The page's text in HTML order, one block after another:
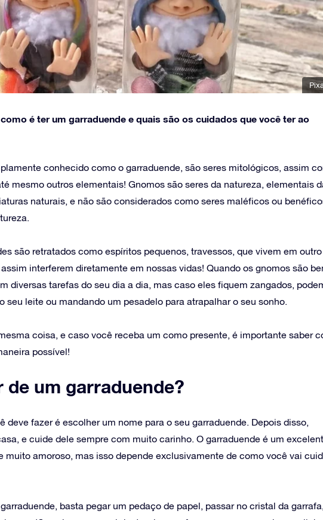
é ter um garraduende e quais são os cuidados que você ter ao
conhecido como o garraduende, são seres mitológicos, assim
mesmo outros elementais! Gnomos são seres da natureza, elementais
naturais, e não são considerados como seres maléficos ou
são retratados como espíritos pequenos, travessos, que vivem em outro
interferem diretamente em nossas vidas! Quando os gnomos são
diversas tarefas do seu dia a dia, mas caso eles fiquem zangados,
seu leite ou mandando um pesadelo para atrapalhar o seu sonho.
coisa, e caso você receba um como presente, é importante saber
possível!
de um garraduende?
deve fazer é escolher um nome para o seu garraduende. Depois disso,
e cuide dele sempre com muito carinho. O garraduende é um
muito amoroso, mas isso depende exclusivamente de como você vai
basta pegar um pedaço de papel, passar no cristal da garrafa,